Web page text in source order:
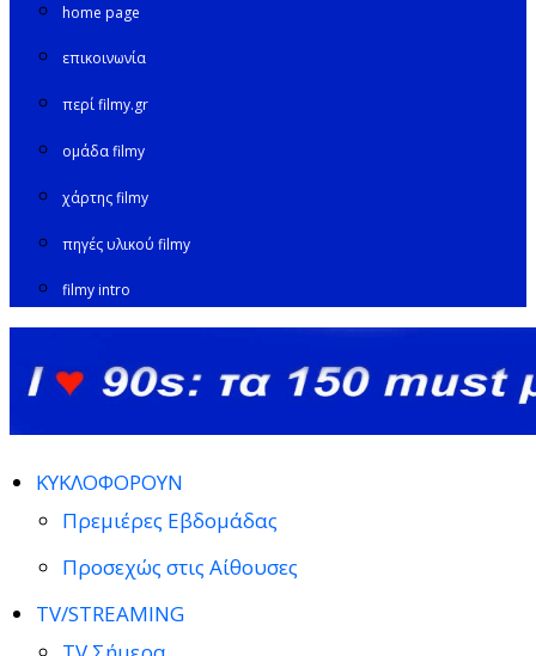
home page
επικοινωνία
περί filmy.gr
ομάδα filmy
χάρτης filmy
πηγές υλικού filmy
filmy intro
ΚΥΚΛΟΦΟΡΟΥΝ
Πρεμιέρες Εβδομάδας
Προσεχώς στις Αίθουσες
TV/STREAMING